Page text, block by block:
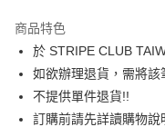
臺灣中小企業銀行
匯豐（台灣）商業銀行
聯邦商業銀行
元大商業銀行
玉山商業銀行
Apple Pay
街口支付
悠遊付
商品特色
於 STRIPE CLUB
如欲辦理退貨，需將該
不提供單件退貨!!
訂購前請先詳讀購物說